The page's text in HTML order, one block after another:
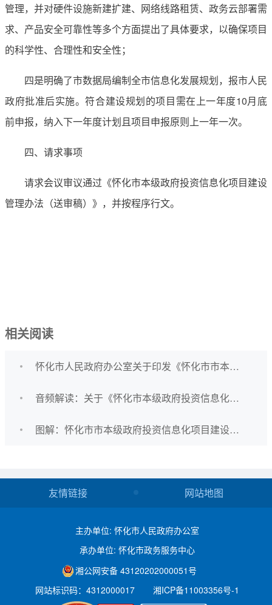
管理，并对硬件设施新建扩建、网络线路租赁、政务云部署需
求、产品安全可靠性等多个方面提出了具体要求，以确保项目
的科学性、合理性和安全性；
四是明确了市数据局编制全市信息化发展规划，报市人民
政府批准后实施。符合建设规划的项目需在上一年度10月底
前申报，纳入下一年度计划且项目申报原则上一年一次。
四、请求事项
请求会议审议通过《怀化市本级政府投资信息化项目建设
管理办法（送审稿）》，并按程序行文。
相关阅读
怀化市人民政府办公室关于印发《怀化市市本级政府投资信息化项目建设管理办法》的通知
音频解读：关于《怀化市本级政府投资信息化项目建设管理办法（送审稿）》的起草说明
图解：怀化市市本级政府投资信息化项目建设管理办法
友情链接 网站地图
主办单位: 怀化市人民政府办公室
承办单位: 怀化市政务服务中心
湘公网安备 43120202000051号
网站标识码：4312000017
湘ICP备11003356号-1